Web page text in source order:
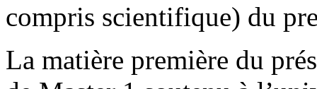
compris scientifique) du
La matière première du